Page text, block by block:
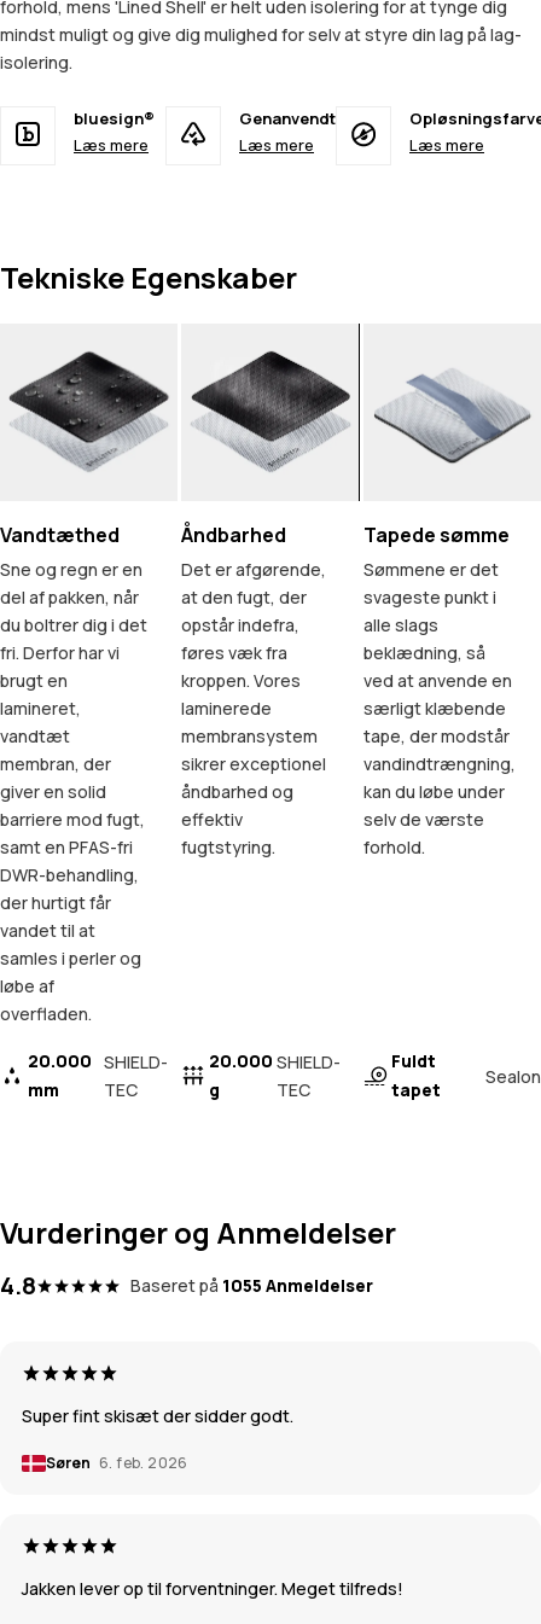
forhold, mens 'Lined Shell' er helt uden isolering for at tynge dig
mindst muligt og give dig mulighed for selv at styre din lag på lag-
isolering.
bluesign®
Læs mere
Genanvendt
Læs mere
Læs mere
Tekniske Egenskaber
Vandtæthed
Sne og regn er en
del af pakken, når
du boltrer dig i det
fri. Derfor har vi
brugt en
lamineret,
vandtæt
membran, der
giver en solid
barriere mod fugt,
samt en PFAS-fri
DWR-behandling,
der hurtigt får
vandet til at
samles i perler og
løbe af
overfladen.
20.000
mm
SHIELD-
TEC
Åndbarhed
Det er afgørende,
at den fugt, der
opstår indefra,
føres væk fra
kroppen. Vores
laminerede
membransystem
sikrer exceptionel
åndbarhed og
effektiv
fugtstyring.
20.000
g
SHIELD-
TEC
Tapede sømme
Sømmene er det
svageste punkt i
alle slags
beklædning, så
ved at anvende en
særligt klæbende
tape, der modstår
vandindtrængning,
kan du løbe under
selv de værste
forhold.
Fuldt
tapet
Sealon
Vurderinger og Anmeldelser
4.8 Baseret på 1055 Anmeldelser
Super fint skisæt der sidder godt.
Søren 6. feb. 2026
Jakken lever op til forventninger. Meget tilfreds!